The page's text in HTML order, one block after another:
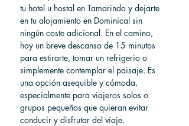
tu hotel u hostal en Tamarindo y dejarte
en tu alojamiento en Dominical sin
ningún coste adicional. En el camino,
hay un breve descanso de 15 minutos
para estirarte, tomar un refrigerio o
simplemente contemplar el paisaje. Es
una opción asequible y cómoda,
especialmente para viajeros solos o
grupos pequeños que quieran evitar
conducir y disfrutar del viaje.